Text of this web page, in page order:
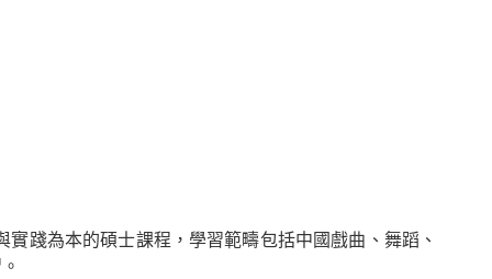
踐為本的碩士課程，學習範疇包括中國戲曲、舞蹈、